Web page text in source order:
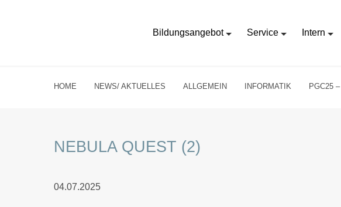
Bildungsangebot Service Intern
HOME NEWS/ AKTUELLES ALLGEMEIN INFORMATIK PGC25
NEBULA QUEST (2)
04.07.2025